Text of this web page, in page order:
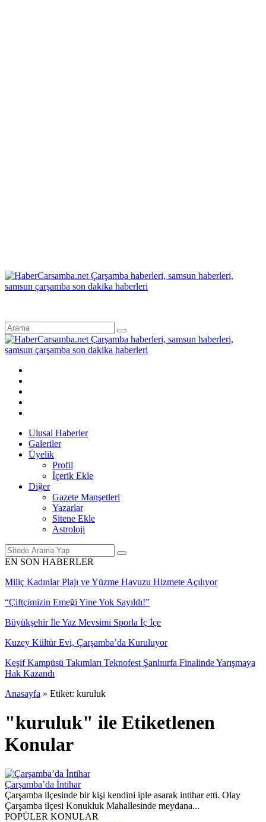
Ulusal Haberler
Galeriler
Üyelik
Profil
İçerik Ekle
Diğer
Gazete Manşetleri
Yazarlar
Sitene Ekle
Astroloji
EN SON HABERLER
Miliç Kadınlar Plajı ve Yüzme Havuzu Hizmete Açılıyor
“Çiftçimizin Emeği Yine Yok Sayıldı!”
Büyükşehir İle Yaz Mevsimi Sporla İç İçe
Kuzey Kültür Evi, Çarşamba’da Kuruluyor
Keşif Kampüsü Takımları Teknofest Şanlıurfa Finalinde Yarışmaya
Hak Kazandı
Anasayfa » Etiket: kuruluk
"kuruluk" ile Etiketlenen
Konular
Çarşamba’da İntihar
Çarşamba ilçesinde bir kişi kendini iple asarak intihar etti. Olay
Çarşamba ilçesi Konukluk Mahallesinde meydana...
POPÜLER KONULAR